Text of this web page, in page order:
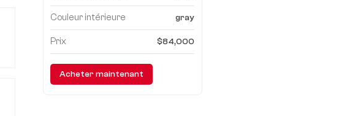
Couleur intérieure gray
Prix $84,000
Acheter maintenant